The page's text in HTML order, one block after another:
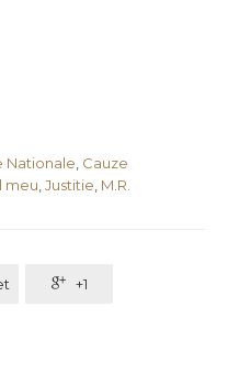
Nationale Cauze
meu Justitie M.R.
 +1